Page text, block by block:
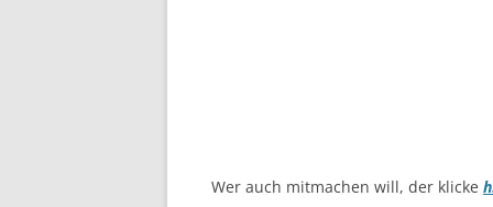
Wer auch mitmachen will, der klicke